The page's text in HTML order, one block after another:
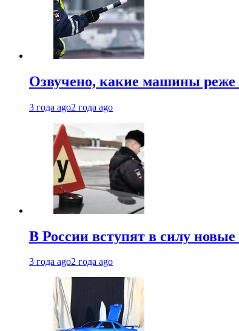
Озвучено, какие машины
3 года ago2 года ago
В России вступят в силу
3 года ago2 года ago